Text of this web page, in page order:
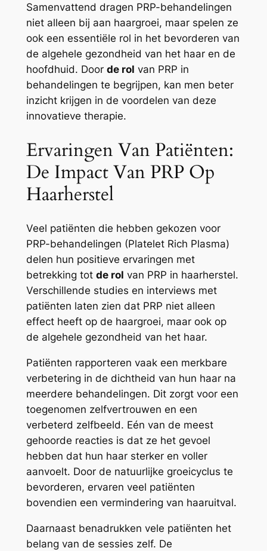
Samenvattend dragen PRP-behandelingen
niet alleen bij aan haargroei, maar spelen ze
ook een essentiële rol in het bevorderen van
de algehele gezondheid van het haar en de
hoofdhuid. Door de rol van PRP in
behandelingen te begrijpen, kan men beter
inzicht krijgen in de voordelen van deze
innovatieve therapie.
Ervaringen Van Patiënten:
De Impact Van PRP Op
Haarherstel
Veel patiënten die hebben gekozen voor
PRP-behandelingen (Platelet Rich Plasma)
delen hun positieve ervaringen met
betrekking tot de rol van PRP in haarherstel.
Verschillende studies en interviews met
patiënten laten zien dat PRP niet alleen
effect heeft op de haargroei, maar ook op
de algehele gezondheid van het haar.
Patiënten rapporteren vaak een merkbare
verbetering in de dichtheid van hun haar na
meerdere behandelingen. Dit zorgt voor een
toegenomen zelfvertrouwen en een
verbeterd zelfbeeld. Eén van de meest
gehoorde reacties is dat ze het gevoel
hebben dat hun haar sterker en voller
aanvoelt. Door de natuurlijke groeicyclus te
bevorderen, ervaren veel patiënten
bovendien een vermindering van haaruitval.
Daarnaast benadrukken vele patiënten het
belang van de sessies zelf. De